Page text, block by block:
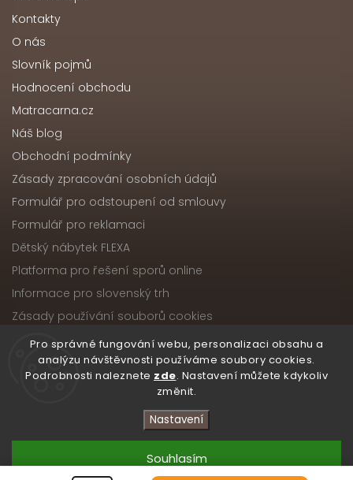
Pro správné fungování webu, personalizaci obsahu a
analýzu návštěvnosti používáme soubory cookies.
Podrobnosti naleznete zde. Nastavení můžete kdykoliv
změnit.
Nastavení
Souhlasím
Kontakty
O nás
Slovník pojmů
Hodnocení obchodu
Matracarna.cz
Náš blog
Obchodní podmínky
Zásady zpracování osobních údajů
Formulář pro odstoupení od smlouvy
Formulář pro reklamaci
Dětský nábytek FLEXA
Platforma pro řešení sporů online
Informace pro slovenský trh
Zásady používání souborů cookies
Copyright 2026Nábytek ATIKA, s.r.o.. Všechna práva
vyhrazena.
Upravit nastavení cookies
VytvořilShoptet| DesignShoptak.cz